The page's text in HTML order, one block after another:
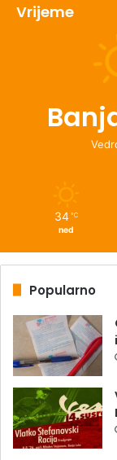
Vrijeme
34 ℃
ned
Popularno